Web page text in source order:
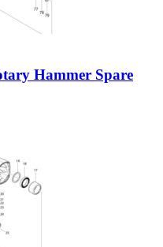
Hammer Spare